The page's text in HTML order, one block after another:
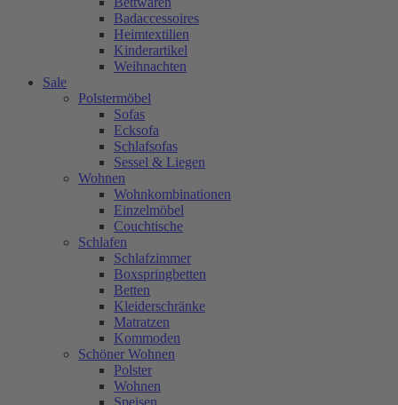
Badaccessoires
Heimtextilien
Kinderartikel
Weihnachten
Sale
Polstermöbel
Sofas
Ecksofa
Schlafsofas
Sessel & Liegen
Wohnen
Wohnkombinationen
Einzelmöbel
Couchtische
Schlafen
Schlafzimmer
Boxspringbetten
Betten
Kleiderschränke
Matratzen
Kommoden
Schöner Wohnen
Polster
Wohnen
Speisen